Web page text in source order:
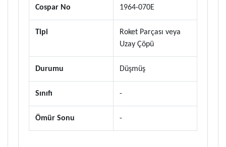
Cospar No 1964-070E
Tipi
Roket Parçası veya
Uzay Çöpü
Durumu Düşmüş
Sınıfı -
Ömür Sonu -